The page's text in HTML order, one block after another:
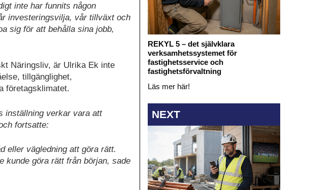
inte har funnits någon
investeringsvilja, vår tillväxt och
sig för att behålla sina jobb,
Näringsliv, är Ulrika Ek inte
tillgänglighet,
företagsklimatet.
inställning verkar vara att
fortsatte:
eller vägledning att göra rätt.
kunde göra rätt från början, sade
REKYL 5 – det självklara
verksamhetssystemet för
fastighetsservice och
fastighetsförvaltning
Läs mer här!
NEXT